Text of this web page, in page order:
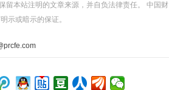
留本站注明的文章来源，并自负法律责任。 中国财
示或暗示的保证。